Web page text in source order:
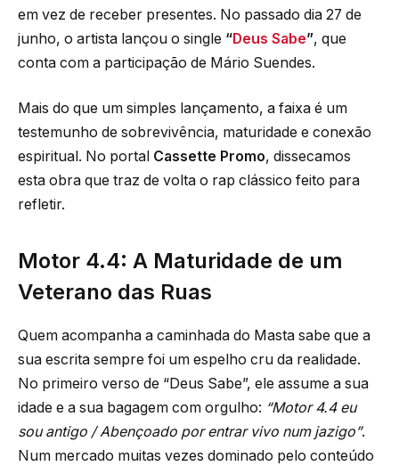
em vez de receber presentes. No passado dia 27 de
junho, o artista lançou o single “Deus Sabe”, que
conta com a participação de Mário Suendes.
Mais do que um simples lançamento, a faixa é um
testemunho de sobrevivência, maturidade e conexão
espiritual. No portal Cassette Promo, dissecamos
esta obra que traz de volta o rap clássico feito para
refletir.
Motor 4.4: A Maturidade de um
Veterano das Ruas
Quem acompanha a caminhada do Masta sabe que a
sua escrita sempre foi um espelho cru da realidade.
No primeiro verso de “Deus Sabe”, ele assume a sua
idade e a sua bagagem com orgulho: “Motor 4.4 eu
sou antigo / Abençoado por entrar vivo num jazigo”.
Num mercado muitas vezes dominado pelo conteúdo